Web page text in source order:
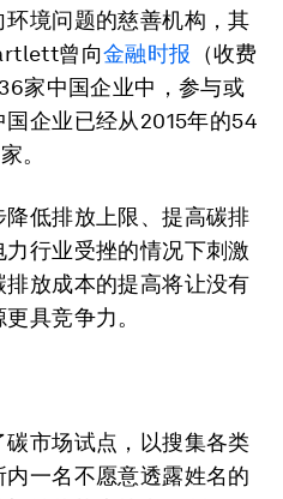
境问题的慈善机构，其
曾向金融时报 （收费
家中国企业中，参与或
企业已经从2015年的54
。
低排放上限、提高碳排
行业受挫的情况下刺激
放成本的提高将让没有
具竞争力。
市场试点，以搜集各类
一名不愿意透露姓名的